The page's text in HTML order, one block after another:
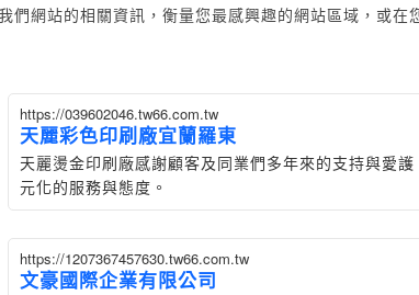
們網站的相關資訊，衡量您最感興趣的網站區域，或
https://039602046.tw66.com.tw
天麗彩色印刷廠宜蘭羅東
天麗燙金印刷廠感謝顧客及同業們多年來的支持與愛
元化的服務與態度。
https://1207367457630.tw66.com.tw
文豪國際企業有限公司